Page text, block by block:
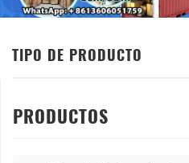
TIPO DE PRODUCTO
PRODUCTOS